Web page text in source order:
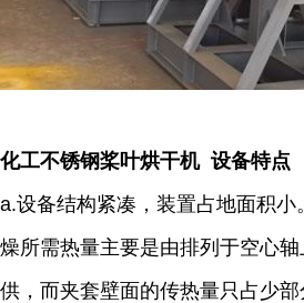
化工不锈钢桨叶烘干机 设备特点
a.设备结构紧凑，装置占地面积
燥所需热量主要是由排列于空心
供，而夹套壁面的传热量只占少